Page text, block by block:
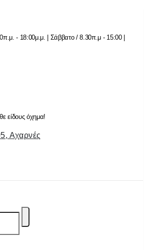
- 18:00μ.μ. | Σάββατο / 8.30π.μ - 15:00 |
είδους όχημα!
Αχαρνές